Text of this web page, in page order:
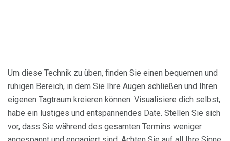
Um diese Technik zu üben, finden Sie einen bequemen und
ruhigen Bereich, in dem Sie Ihre Augen schließen und Ihren
eigenen Tagtraum kreieren können. Visualisiere dich selbst,
habe ein lustiges und entspannendes Date. Stellen Sie sich
vor, dass Sie während des gesamten Termins weniger